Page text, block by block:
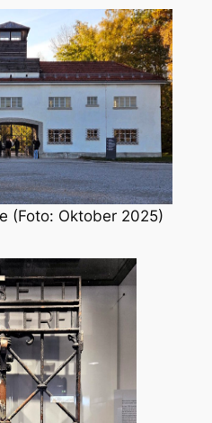
(Foto: Oktober 2025)